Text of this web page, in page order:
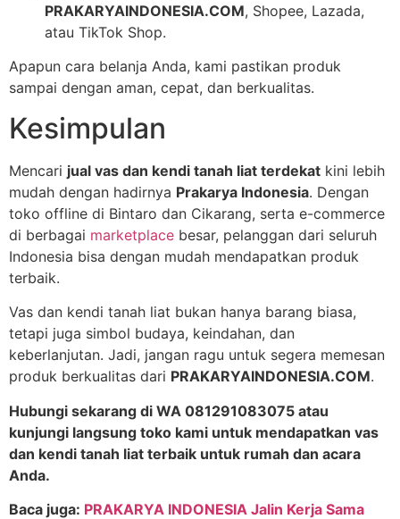
PRAKARYAINDONESIA.COM, Shopee, Lazada,
atau TikTok Shop.
Apapun cara belanja Anda, kami pastikan produk
sampai dengan aman, cepat, dan berkualitas.
Kesimpulan
Mencari jual vas dan kendi tanah liat terdekat kini lebih
mudah dengan hadirnya Prakarya Indonesia. Dengan
toko offline di Bintaro dan Cikarang, serta e-commerce
di berbagai marketplace besar, pelanggan dari seluruh
Indonesia bisa dengan mudah mendapatkan produk
terbaik.
Vas dan kendi tanah liat bukan hanya barang biasa,
tetapi juga simbol budaya, keindahan, dan
keberlanjutan. Jadi, jangan ragu untuk segera memesan
produk berkualitas dari PRAKARYAINDONESIA.COM.
Hubungi sekarang di WA 081291083075 atau
kunjungi langsung toko kami untuk mendapatkan vas
dan kendi tanah liat terbaik untuk rumah dan acara
Anda.
Baca juga: PRAKARYA INDONESIA Jalin Kerja Sama